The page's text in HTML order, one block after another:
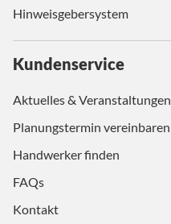
Hinweisgebersystem
Kundenservice
Aktuelles & Veranstaltungen
Planungstermin vereinbaren
Handwerker finden
FAQs
Kontakt